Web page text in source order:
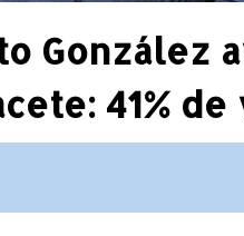
González
41% de